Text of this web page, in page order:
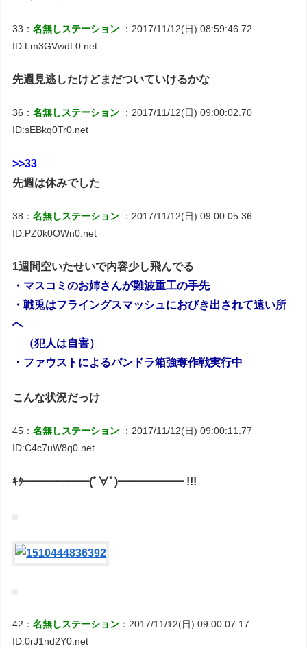
33：名無しステーション
：2017/11/12(日) 08:59:46.72
ID:Lm3GVwdL0.net
先週見逃したけどまだついていけるかな
36：名無しステーション
：2017/11/12(日) 09:00:02.70
ID:sEBkq0Tr0.net
>>33
先週は休みでした
38：名無しステーション
：2017/11/12(日) 09:00:05.36
ID:PZ0k0OWn0.net
1週間空いたせいで内容少し飛んでる
・マスコミのお姉さんが難波重工の手先
・戦兎はフライングスマッシュにおびき出されて遠い所
へ
（犯人は自害）
・ファウストによるパンドラ箱強奪作戦実行中
こんな状況だっけ
45：名無しステーション
：2017/11/12(日) 09:00:11.77
ID:C4c7uW8q0.net
ｷﾀ━━━━━━(ﾟ∀ﾟ)━━━━━━ !!!
42：名無しステーション ：2017/11/12(日) 09:00:07.17
ID:0rJ1nd2Y0.net